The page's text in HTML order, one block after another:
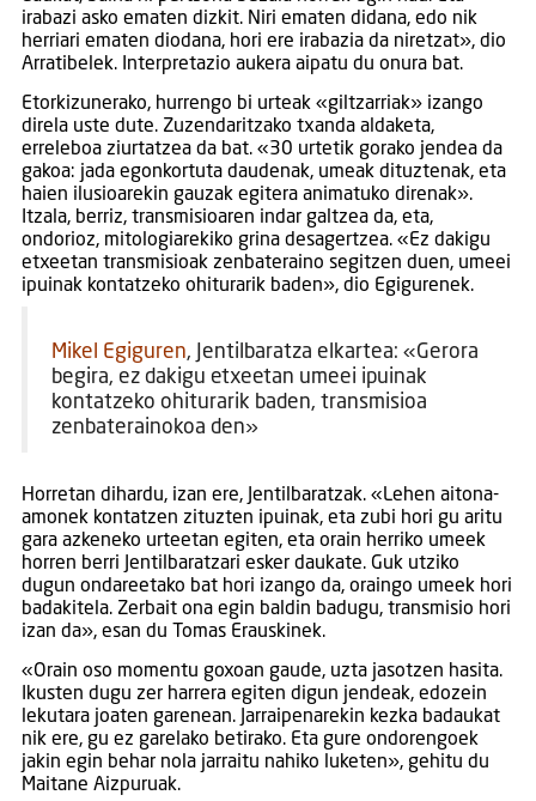
irabazi asko ematen dizkit. Niri ematen didana, edo nik
herriari ematen diodana, hori ere irabazia da niretzat», dio
Arratibelek. Interpretazio aukera aipatu du onura bat.
Etorkizunerako, hurrengo bi urteak «giltzarriak» izango
direla uste dute. Zuzendaritzako txanda aldaketa,
erreleboa ziurtatzea da bat. «30 urtetik gorako jendea da
gakoa: jada egonkortuta daudenak, umeak dituztenak, eta
haien ilusioarekin gauzak egitera animatuko direnak».
Itzala, berriz, transmisioaren indar galtzea da, eta,
ondorioz, mitologiarekiko grina desagertzea. «Ez dakigu
etxeetan transmisioak zenbateraino segitzen duen, umeei
ipuinak kontatzeko ohiturarik baden», dio Egigurenek.
Mikel Egiguren, Jentilbaratza elkartea: «Gerora
begira, ez dakigu etxeetan umeei ipuinak
kontatzeko ohiturarik baden, transmisioa
zenbaterainokoa den»
Horretan dihardu, izan ere, Jentilbaratzak. «Lehen aitona-
amonek kontatzen zituzten ipuinak, eta zubi hori gu aritu
gara azkeneko urteetan egiten, eta orain herriko umeek
horren berri Jentilbaratzari esker daukate. Guk utziko
dugun ondareetako bat hori izango da, oraingo umeek hori
badakitela. Zerbait ona egin baldin badugu, transmisio hori
izan da», esan du Tomas Erauskinek.
«Orain oso momentu goxoan gaude, uzta jasotzen hasita.
Ikusten dugu zer harrera egiten digun jendeak, edozein
lekutara joaten garenean. Jarraipenarekin kezka badaukat
nik ere, gu ez garelako betirako. Eta gure ondorengoek
jakin egin behar nola jarraitu nahiko luketen», gehitu du
Maitane Aizpuruak.